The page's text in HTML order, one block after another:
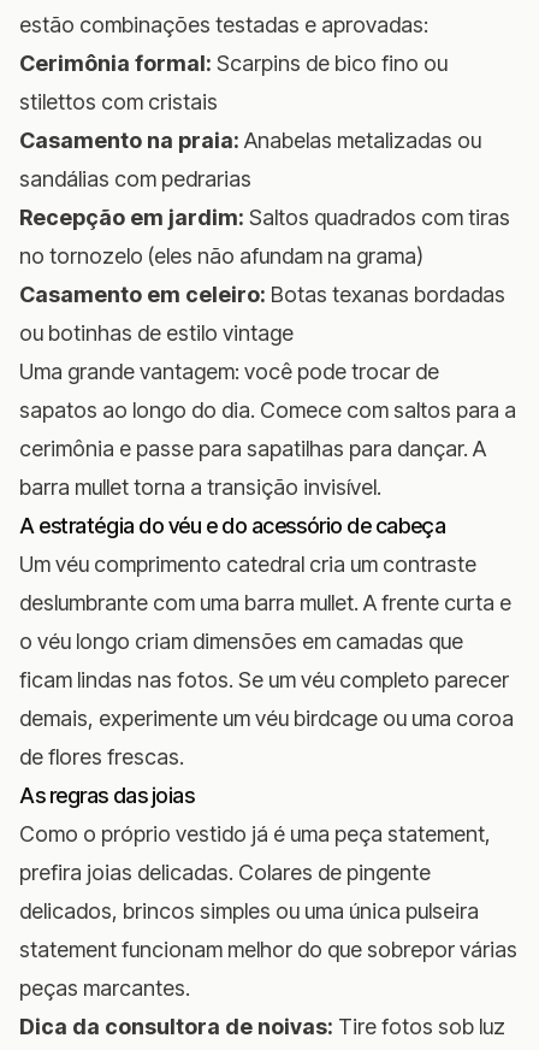
estão combinações testadas e aprovadas:
Cerimônia formal: Scarpins de bico fino ou
stilettos com cristais
Casamento na praia: Anabelas metalizadas ou
sandálias com pedrarias
Recepção em jardim: Saltos quadrados com tiras
no tornozelo (eles não afundam na grama)
Casamento em celeiro: Botas texanas bordadas
ou botinhas de estilo vintage
Uma grande vantagem: você pode trocar de
sapatos ao longo do dia. Comece com saltos para a
cerimônia e passe para sapatilhas para dançar. A
barra mullet torna a transição invisível.
A estratégia do véu e do acessório de cabeça
Um véu comprimento catedral cria um contraste
deslumbrante com uma barra mullet. A frente curta e
o véu longo criam dimensões em camadas que
ficam lindas nas fotos. Se um véu completo parecer
demais, experimente um véu birdcage ou uma coroa
de flores frescas.
As regras das joias
Como o próprio vestido já é uma peça statement,
prefira joias delicadas. Colares de pingente
delicados, brincos simples ou uma única pulseira
statement funcionam melhor do que sobrepor várias
peças marcantes.
Dica da consultora de noivas: Tire fotos sob luz